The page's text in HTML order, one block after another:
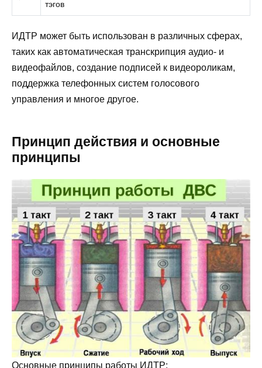
тэгов
ИДТР может быть использован в различных сферах,
таких как автоматическая транскрипция аудио- и
видеофайлов, создание подписей к видеороликам,
поддержка телефонных систем голосового
управления и многое другое.
Принцип действия и основные
принципы
Основные принципы работы ИДТР: